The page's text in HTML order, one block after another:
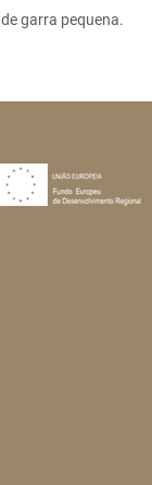
garra pequena.